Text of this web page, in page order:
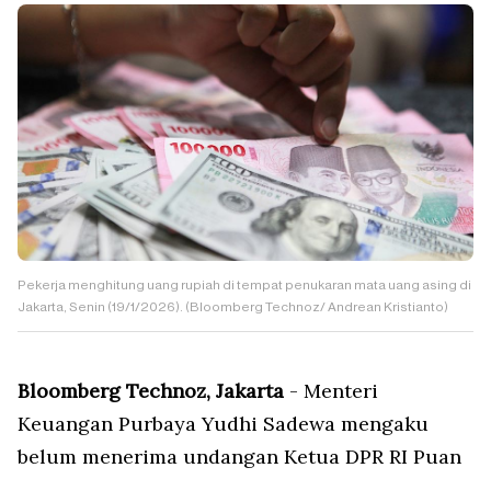
Pekerja menghitung uang rupiah di tempat penukaran mata uang asing di
Jakarta, Senin (19/1/2026). (Bloomberg Technoz/ Andrean Kristianto)
Bloomberg Technoz, Jakarta - Menteri
Keuangan Purbaya Yudhi Sadewa mengaku
belum menerima undangan Ketua DPR RI Puan